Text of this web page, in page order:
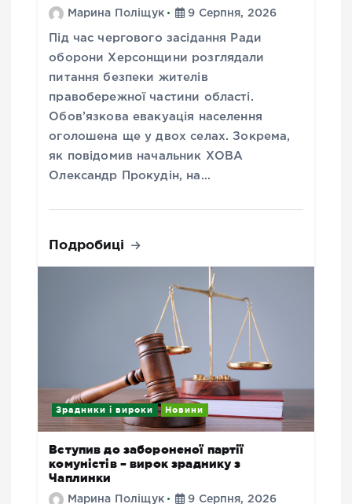
Марина Поліщук 9 Серпня, 2026
Під час чергового засідання Ради
оборони Херсонщини розглядали
питання безпеки жителів
правобережної частини області.
Обов’язкова евакуація населення
оголошена ще у двох селах. Зокрема,
як повідомив начальник ХОВА
Олександр Прокудін, на…
Подробиці
Зрадники і вироки Новини
Вступив до забороненої партії
комуністів – вирок зраднику з
Чаплинки
Марина Поліщук 9 Серпня, 2026